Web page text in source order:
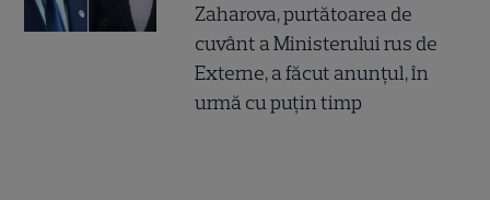
Zaharova, purtătoarea de
cuvânt a Ministerului rus de
Externe, a făcut anunțul, în
urmă cu puțin timp